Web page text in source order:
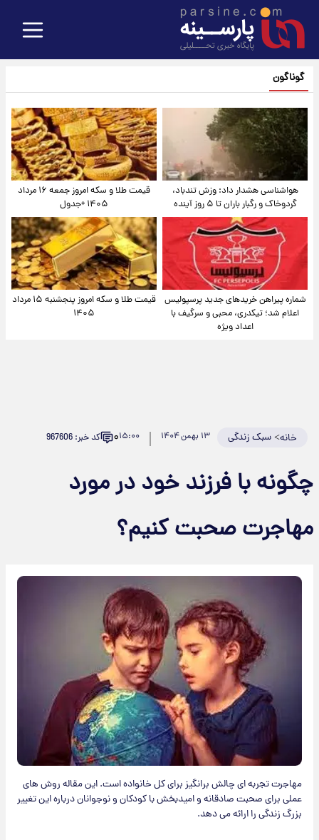
گوناگون
هواشناسی هشدار داد: وزش تندباد،
گردوخاک و رگبار باران تا ۵ روز آینده
قیمت طلا و سکه امروز جمعه ۱۶ مرداد
۱۴۰۵ +جدول
شماره پیراهن خریدهای جدید پرسپولیس
اعلام شد؛ تیکدری، محبی و سرگیف با
اعداد ویژه
قیمت طلا و سکه امروز پنجشنبه ۱۵ مرداد
۱۴۰۵
خانه>سبک زندگی ۱۳ بهمن ۱۴۰۴ ۱۵:۰۰۰ کد خبر: 967606
چگونه با فرزند خود در مورد
مهاجرت صحبت کنیم؟
مهاجرت تجربه ای چالش برانگیز برای کل خانواده است. این مقاله روش های
عملی برای صحبت صادقانه و امیدبخش با کودکان و نوجوانان درباره این تغییر
بزرگ زندگی را ارائه می دهد.